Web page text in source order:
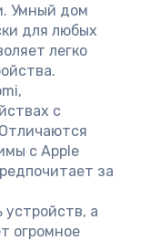
Умный дом
для любых
легко
с
с Apple
за
устройств, а
огромное